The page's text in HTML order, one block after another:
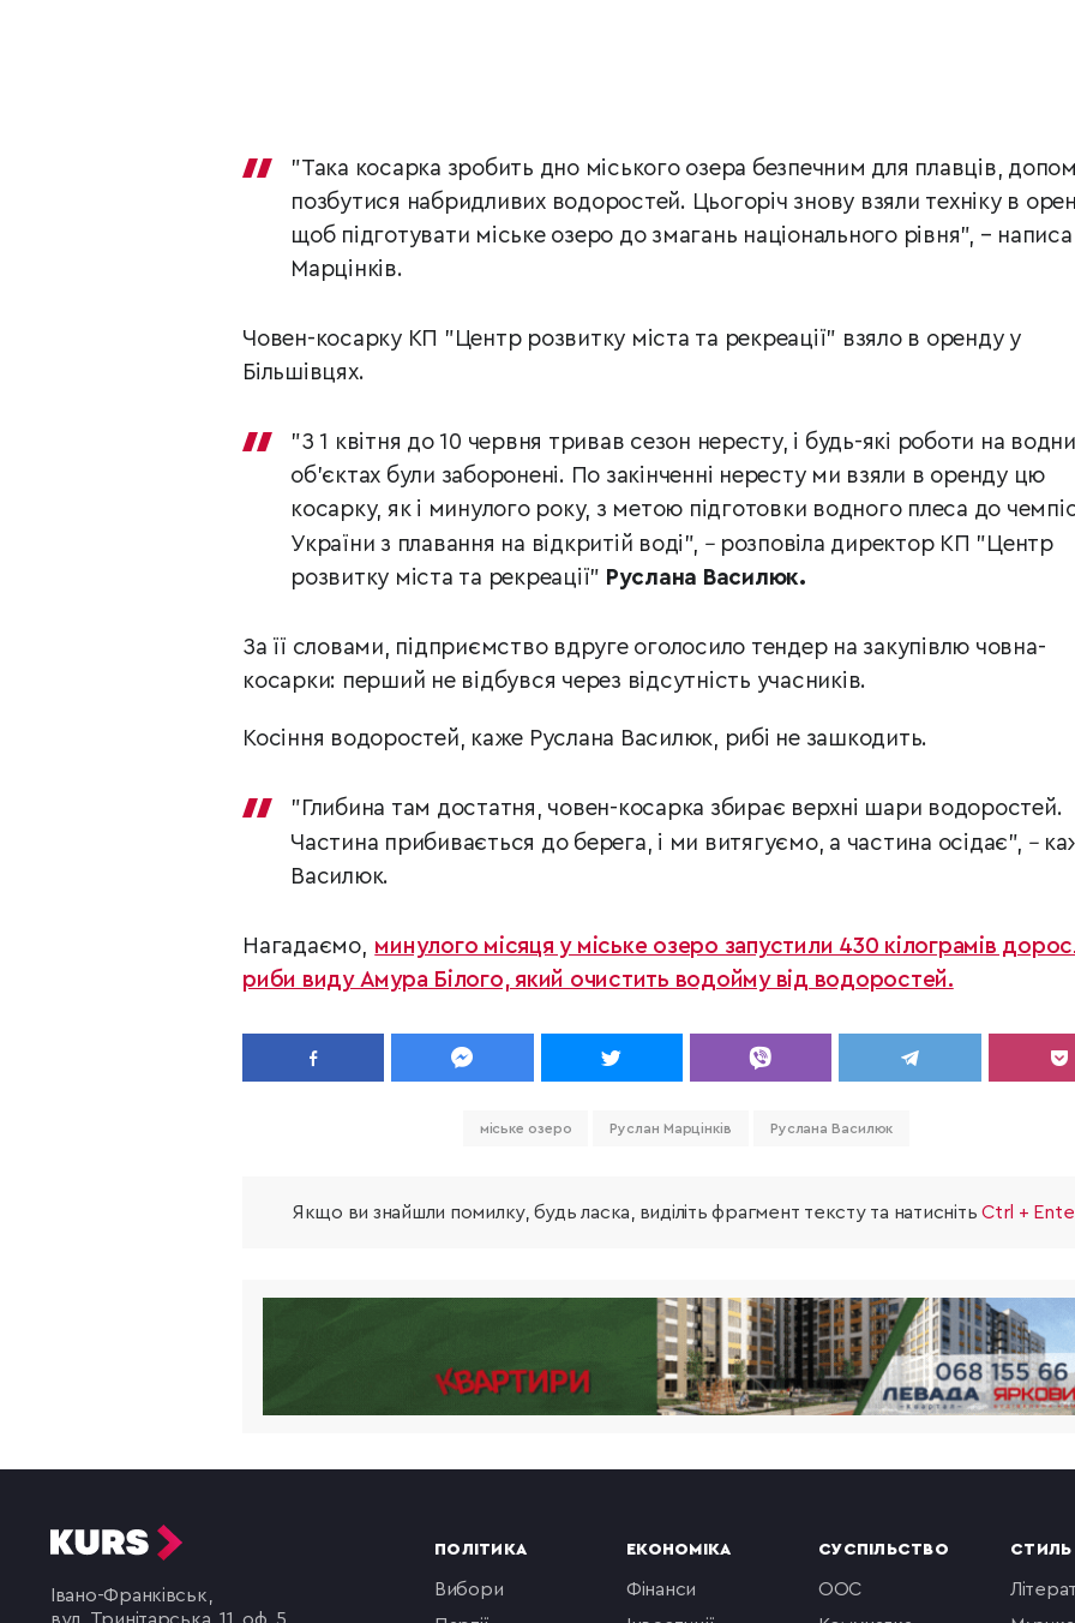
"Така косарка зробить дно міського озера безпечним для плавців,
позбутися набридливих водоростей. Цьогоріч знову взяли техніку в
щоб підготувати міське озеро до змагань національного рівня", –
Марцінків.
Човен-косарку КП "Центр розвитку міста та рекреації" взяло в оренду у
Більшівцях.
"З 1 квітня до 10 червня тривав сезон нересту, і будь-які роботи на
об’єктах були заборонені. По закінченні нересту ми взяли в оренду цю
косарку, як і минулого року, з метою підготовки водного плеса до
України з плавання на відкритій воді", –розповіла директор КП "Центр
розвитку міста та рекреації" Руслана Василюк.
За її словами, підприємство вдруге оголосило тендер на закупівлю човна-
косарки: перший не відбувся через відсутність учасників.
Косіння водоростей, каже Руслана Василюк, рибі не зашкодить.
"Глибина там достатня, човен-косарка збирає верхні шари водоростей.
Частина прибивається до берега, і ми витягуємо, а частина осідає", –
Василюк.
Нагадаємо, минулого місяця у міське озеро запустили 430 кілограмів
риби виду Амура Білого, який очистить водойму від водоростей.
міське озеро Руслан Марцінків Руслана Василюк
Якщо ви знайшли помилку, будь ласка, виділіть фрагмент тексту та натиснітьCtrl +
Івано-Франківськ,
вул. Тринітарська, 11, оф. 5
ПОЛІТИКА
вибори
ЕКОНОМІКА
фінанси
СУСПІЛЬСТВО
ООС